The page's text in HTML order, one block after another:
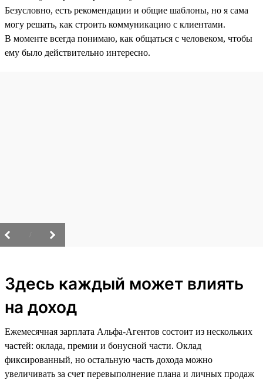
Безусловно, есть рекомендации и общие шаблоны, но я сама
могу решать, как строить коммуникацию с клиентами.
В моменте всегда понимаю, как общаться с человеком, чтобы
ему было действительно интересно.
Здесь каждый может влиять
на доход
Ежемесячная зарплата Альфа-Агентов состоит из нескольких
частей: оклада, премии и бонусной части. Оклад
фиксированный, но остальную часть дохода можно
увеличивать за счет перевыполнение плана и личных продаж